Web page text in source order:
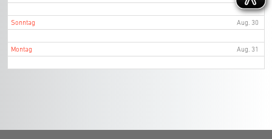
Sonntag Aug. 30
Montag Aug. 31